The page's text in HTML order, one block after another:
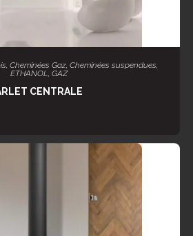
LIRE LA SUITE
Cheminées Gaz, Cheminées suspendues
ETHANOL
GAZ
CENTRALE